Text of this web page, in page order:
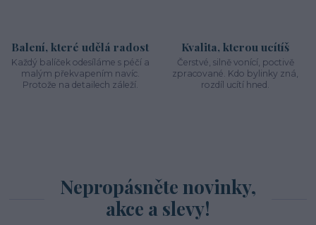
Balení, které udělá radost
Každý balíček odesíláme s péčí a
malým překvapením navíc.
Protože na detailech záleží.
Kvalita, kterou ucítíš
Čerstvé, silně vonící, poctivě
zpracované. Kdo bylinky zná,
rozdíl ucítí hned.
Nepropásněte novinky,
akce a slevy!